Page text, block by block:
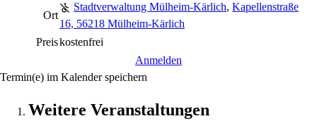
Ort
Stadtverwaltung Mülheim-Kärlich, Kapellenstraße
16, 56218 Mülheim-Kärlich
Preiskostenfrei
Anmelden
Termin(e) im Kalender speichern
Weitere Veranstaltungen